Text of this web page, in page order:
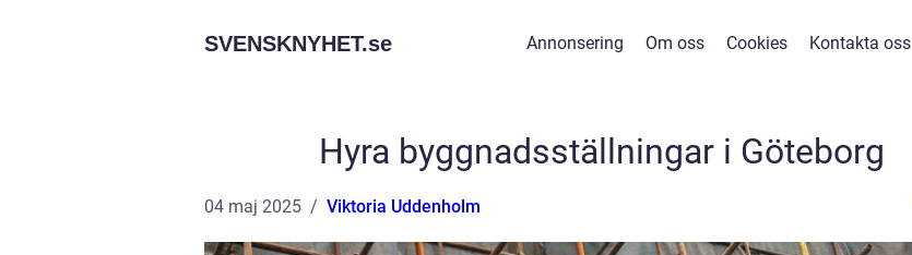
SVENSKNYHET.se Annonsering Om oss Cookies Kontakta oss
Hyra byggnadsställningar i Göteborg
04 maj 2025 Viktoria Uddenholm